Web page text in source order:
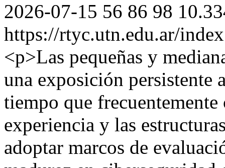
2026-07-15 56 86 98
https://rtyc.utn.edu.ar/
<p>Las pequeñas y
una exposición persistente
tiempo que frecuentemente
experiencia y las
adoptar marcos de